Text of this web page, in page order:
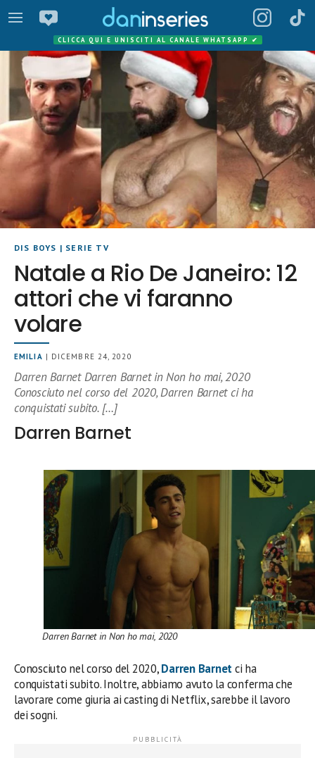
CLICCA QUI E UNISCITI AL CANALE WHATSAPP ✔
DIS BOYS | SERIE TV
Natale a Rio De Janeiro: 12
attori che vi faranno
volare
EMILIA | DICEMBRE 24, 2020
Darren Barnet Darren Barnet in Non ho mai, 2020
Conosciuto nel corso del 2020, Darren Barnet ci ha
conquistati subito. […]
Darren Barnet
Darren Barnet in Non ho mai, 2020
Conosciuto nel corso del 2020,Darren Barnetci ha
conquistati subito. Inoltre, abbiamo avuto la conferma che
lavorare come giuria ai casting di Netflix, sarebbe il lavoro
dei sogni.